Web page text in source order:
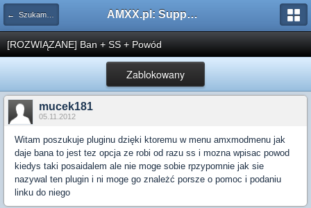
← Szukam pluginu AMXX.pl: Support AMX Mod X i SourceMod
[ROZWIĄZANE] Ban + SS + Powód
Zablokowany
mucek181
05.11.2012
Witam poszukuje pluginu dzięki ktoremu w menu amxmodmenu jak
daje bana to jest tez opcja ze robi od razu ss i mozna wpisac powod
kiedys taki posaidalem ale nie moge sobie rpzypomnie jak sie
nazywal ten plugin i ni moge go znależć porsze o pomoc i podaniu
linku do niego